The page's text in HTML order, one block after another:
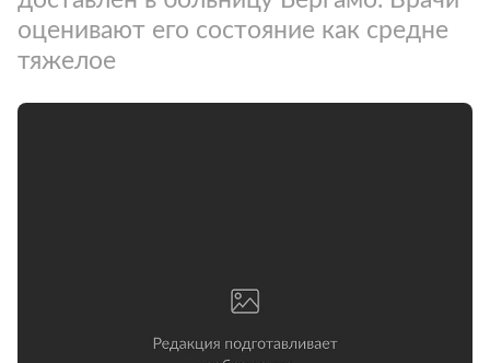
оценивают его состояние как средне
тяжелое